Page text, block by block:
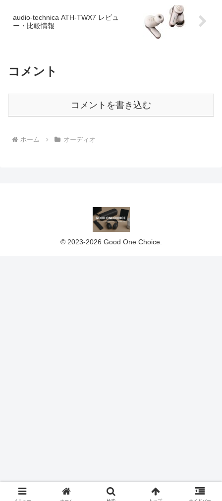
audio-technica ATH-TWX7 レビュ
ー・比較情報
コメント
コメントを書き込む
ホーム オーディオ
© 2023-2026 Good One Choice.